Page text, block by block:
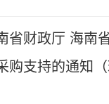
省财政厅 海南
购支持的通知